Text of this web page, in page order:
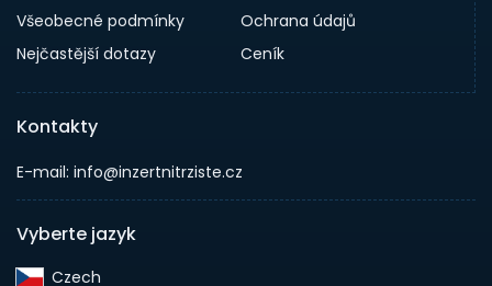
Všeobecné podmínky
Ochrana údajů
Nejčastější dotazy
Ceník
Kontakty
E-mail: info@inzertnitrziste.cz
Vyberte jazyk
Czech‎